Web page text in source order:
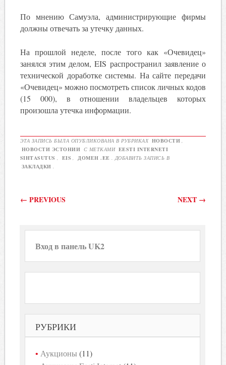
По мнению Самуэла, администрирующие фирмы
должны отвечать за утечку данных.
На прошлой неделе, после того как «Очевидец»
занялся этим делом, EIS распространил заявление о
технической доработке системы. На сайте передачи
«Очевидец» можно посмотреть список личных кодов
(15 000), в отношении владельцев которых
произошла утечка информации.
ЭТА ЗАПИСЬ БЫЛА ОПУБЛИКОВАНА В РУБРИКАХ НОВОСТИ
НОВОСТИ ЭСТОНИИ С МЕТКАМИ EESTI INTERNETI
SIHTASUTUS
EIS ДОМЕН .EE
. ДОБАВИТЬ ЗАПИСЬ В
ЗАКЛАДКИ
Post navigation
← PREVIOUS NEXT →
Вход в панель UK2
РУБРИКИ
Аукционы (11)